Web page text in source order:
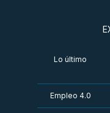
Lo último
Empleo 4.0